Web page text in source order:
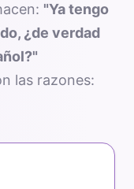
"Ya tengo
¿de verdad
las razones: